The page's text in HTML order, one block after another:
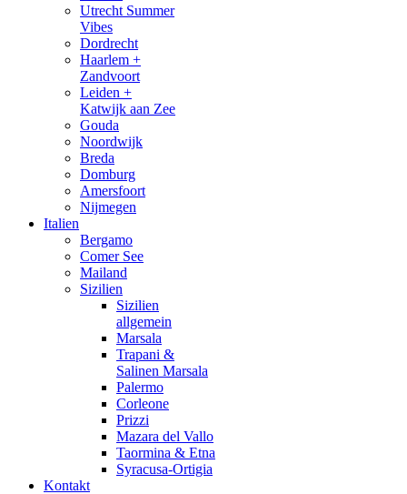
Utrecht Summer
Vibes
Dordrecht
Haarlem +
Zandvoort
Leiden +
Katwijk aan Zee
Gouda
Noordwijk
Breda
Domburg
Amersfoort
Nijmegen
Italien
Bergamo
Comer See
Mailand
Sizilien
Sizilien
allgemein
Marsala
Trapani &
Salinen Marsala
Palermo
Corleone
Prizzi
Mazara del Vallo
Taormina & Etna
Syracusa-Ortigia
Kontakt